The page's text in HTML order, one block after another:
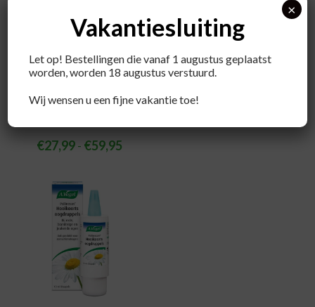
Golden Naturals
€27,99- €59,95
Orthica
Magnesium
bisglycinaat
€19,95
Vakantiesluiting
Let op! Bestellingen die vanaf 1 augustus geplaatst
worden, worden 18 augustus verstuurd.
Wij wensen u een fijne vakantie toe!
×